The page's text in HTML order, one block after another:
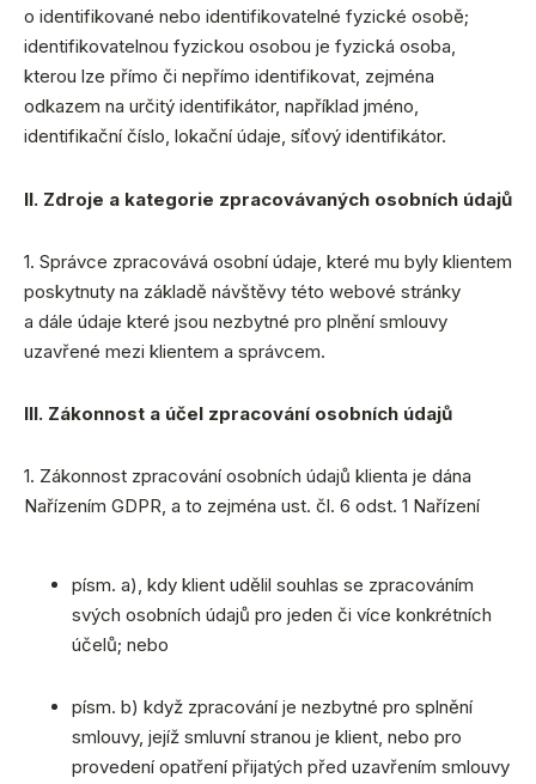
o identifikované nebo identifikovatelné fyzické osobě;
identifikovatelnou fyzickou osobou je fyzická osoba,
kterou lze přímo či nepřímo identifikovat, zejména
odkazem na určitý identifikátor, například jméno,
identifikační číslo, lokační údaje, síťový identifikátor.
II. Zdroje a kategorie zpracovávaných osobních údajů
1. Správce zpracovává osobní údaje, které mu byly klientem
poskytnuty na základě návštěvy této webové stránky
a dále údaje které jsou nezbytné pro plnění smlouvy
uzavřené mezi klientem a správcem.
III. Zákonnost a účel zpracování osobních údajů
1. Zákonnost zpracování osobních údajů klienta je dána
Nařízením GDPR, a to zejména ust. čl. 6 odst. 1 Nařízení
písm. a), kdy klient udělil souhlas se zpracováním
svých osobních údajů pro jeden či více konkrétních
účelů; nebo
písm. b) když zpracování je nezbytné pro splnění
smlouvy, jejíž smluvní stranou je klient, nebo pro
provedení opatření přijatých před uzavřením smlouvy